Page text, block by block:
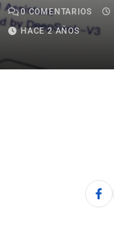
0COMENTARIOS
HACE 2 AÑOS